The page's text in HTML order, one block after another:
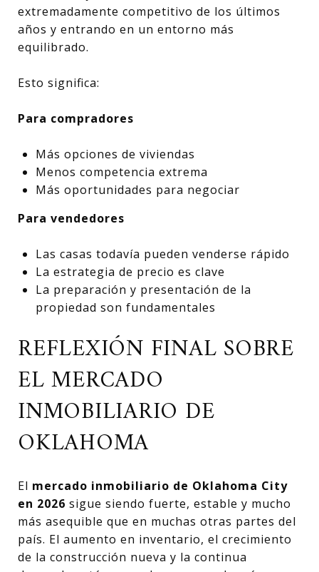
extremadamente competitivo de los últimos
años y entrando en un entorno más
equilibrado.
Esto significa:
Para compradores
Más opciones de viviendas
Menos competencia extrema
Más oportunidades para negociar
Para vendedores
Las casas todavía pueden venderse rápido
La estrategia de precio es clave
La preparación y presentación de la
propiedad son fundamentales
REFLEXIÓN FINAL SOBRE
EL MERCADO
INMOBILIARIO DE
OKLAHOMA
El mercado inmobiliario de Oklahoma City
en 2026 sigue siendo fuerte, estable y mucho
más asequible que en muchas otras partes del
país. El aumento en inventario, el crecimiento
de la construcción nueva y la continua